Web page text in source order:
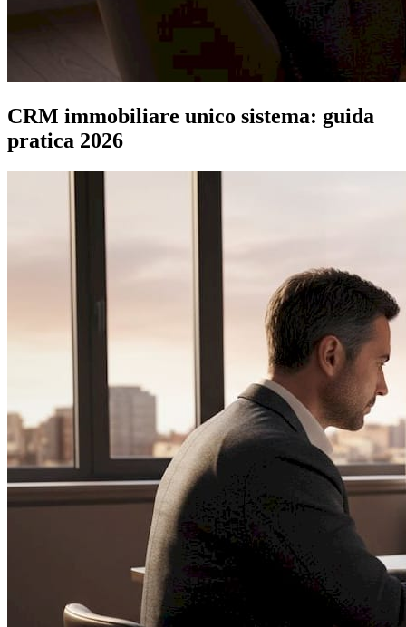
CRM immobiliare unico sistema: guida
pratica 2026